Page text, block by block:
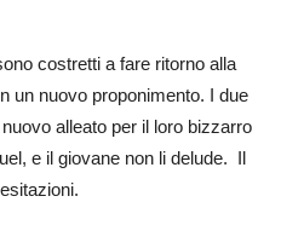
costretti a fare ritorno alla
un nuovo proponimento. I due
alleato per il loro bizzarro
e il giovane non li delude. Il